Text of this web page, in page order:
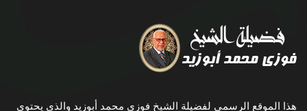
هذا الموقع الرسمي لفضيلة الشيخ فوزي محمد أبوزيد والذي يحتوى